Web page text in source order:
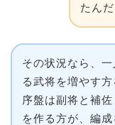
たんだ
その状況なら、
る武将を増やす方
序盤は副将と補
を作る方が、編